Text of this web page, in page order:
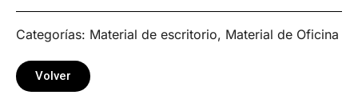
Categorías: Material de escritorio, Material de Oficina
Volver